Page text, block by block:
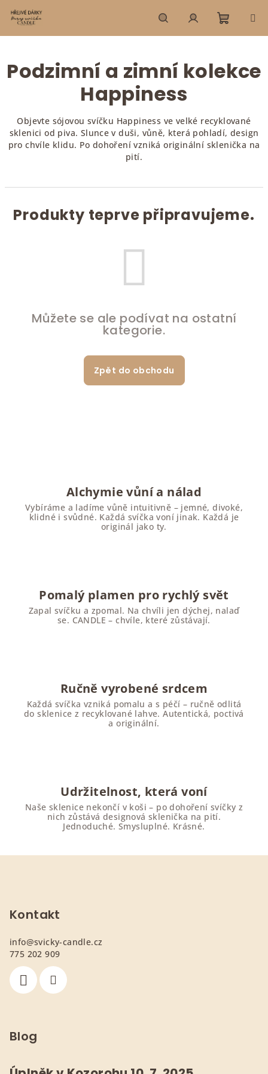
obsah
HledatPřihlášení
košík
Podzimní a zimní kolekce
Happiness
Objevte sójovou svíčku Happiness ve velké recyklované
sklenici od piva. Slunce v duši, vůně, která pohladí, design
pro chvíle klidu. Po dohoření vzniká originální sklenička na
pití.
Produkty teprve připravujeme.
Můžete se ale podívat na ostatní
kategorie.
Zpět do obchodu
Alchymie vůní a nálad
Vybíráme a ladíme vůně intuitivně – jemné, divoké,
klidné i svůdné. Každá svíčka voní jinak. Každá je
originál jako ty.
Pomalý plamen pro rychlý svět
Zapal svíčku a zpomal. Na chvíli jen dýchej, nalaď
se. CANDLE – chvíle, které zůstávají.
Ručně vyrobené srdcem
Každá svíčka vzniká pomalu a s péčí – ručně odlitá
do sklenice z recyklované lahve. Autentická, poctivá
a originální.
Udržitelnost, která voní
Naše sklenice nekončí v koši – po dohoření svíčky z
nich zůstává designová sklenička na pití.
Jednoduché. Smysluplné. Krásné.
Kontakt
info@svicky-candle.cz
775 202 909
Blog